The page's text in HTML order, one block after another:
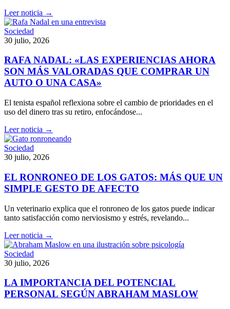
Leer noticia →
Sociedad
30 julio, 2026
RAFA NADAL: «LAS EXPERIENCIAS AHORA
SON MÁS VALORADAS QUE COMPRAR UN
AUTO O UNA CASA»
El tenista español reflexiona sobre el cambio de prioridades en el
uso del dinero tras su retiro, enfocándose...
Leer noticia →
Sociedad
30 julio, 2026
EL RONRONEO DE LOS GATOS: MÁS QUE UN
SIMPLE GESTO DE AFECTO
Un veterinario explica que el ronroneo de los gatos puede indicar
tanto satisfacción como nerviosismo y estrés, revelando...
Leer noticia →
Sociedad
30 julio, 2026
LA IMPORTANCIA DEL POTENCIAL
PERSONAL SEGÚN ABRAHAM MASLOW